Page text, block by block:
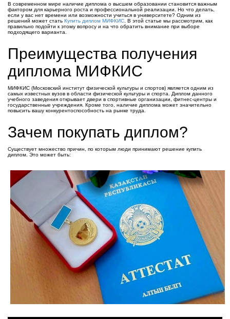
В современном мире наличие диплома о высшем образовании становится важным
фактором для карьерного роста и профессиональной реализации. Но что делать,
если у вас нет времени или возможности учиться в университете? Одним из
решений может стать Купить диплом МИФКИС . В этой статье мы рассмотрим, как
правильно подойти к этому вопросу и на что обратить внимание при выборе
подходящего варианта.
Преимущества получения
диплома МИФКИС
МИФКИС (Московский институт физической культуры и спортов) является одним из
самых известных вузов в области физической культуры и спорта. Диплом данного
учебного заведения открывает двери в спортивные организации, фитнес-центры и
государственные учреждения. Кроме того, наличие диплома может значительно
повысить вашу конкурентоспособность на рынке труда.
Зачем покупать диплом?
Существует множество причин, по которым люди принимают решение купить
диплом. Это может быть: